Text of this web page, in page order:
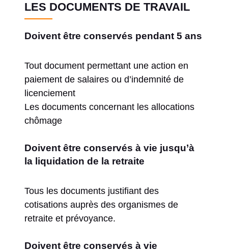
LES DOCUMENTS DE TRAVAIL
Doivent être conservés pendant 5 ans
Tout document permettant une action en
paiement de salaires ou d’indemnité de
licenciement
Les documents concernant les allocations
chômage
Doivent être conservés à vie jusqu’à
la liquidation de la retraite
Tous les documents justifiant des
cotisations auprès des organismes de
retraite et prévoyance.
Doivent être conservés à vie